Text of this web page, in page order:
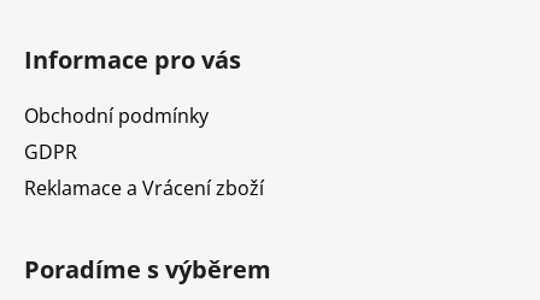
Informace pro vás
Obchodní podmínky
GDPR
Reklamace a Vrácení zboží
Poradíme s výběrem